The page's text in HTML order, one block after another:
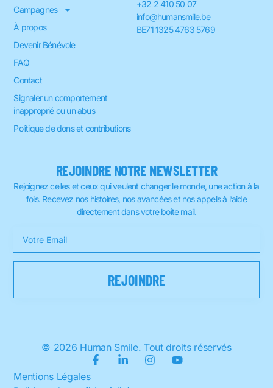
Campagnes
À propos
Devenir Bénévole
FAQ
Contact
Signaler un comportement
inapproprié ou un abus
Politique de dons et contributions
+32 2 410 50 07
info@humansmile.be
BE71 1325 4763 5769
REJOINDRE NOTRE NEWSLETTER
Rejoignez celles et ceux qui veulent changer le monde, une action à la
fois. Recevez nos histoires, nos avancées et nos appels à l’aide
directement dans votre boîte mail.
© 2026 Human Smile. Tout droits réservés
Mentions Légales